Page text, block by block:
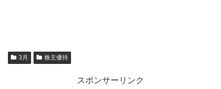
3月 株主優待
スポンサーリンク